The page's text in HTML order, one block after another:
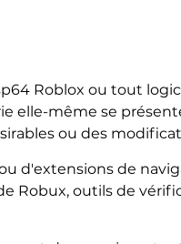
Roblox ou tout
elle-même se
ou des
d'extensions de
Robux, outils de